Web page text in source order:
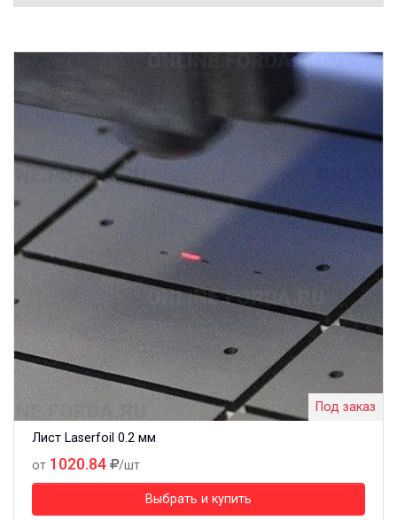
Под заказ
Лист Laserfoil 0.2 мм
от 1020.84 /шт
Выбрать и купить